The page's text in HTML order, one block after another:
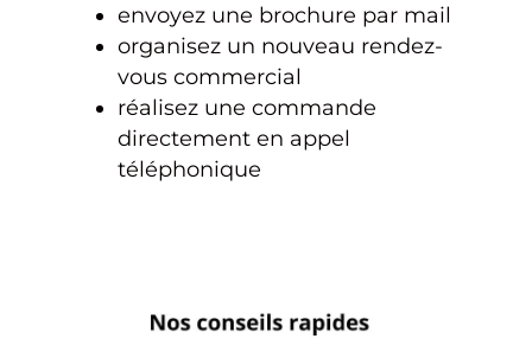
envoyez une brochure par mail
organisez un nouveau rendez-
vous commercial
réalisez une commande
directement en appel
téléphonique